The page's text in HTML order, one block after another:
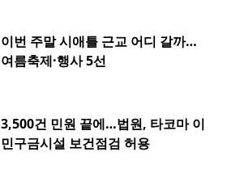
이번 주말 시애틀 근교 어디 갈까…
여름축제·행사 5선
3,500건 민원 끝에…법원, 타코마 이
민구금시설 보건점검 허용